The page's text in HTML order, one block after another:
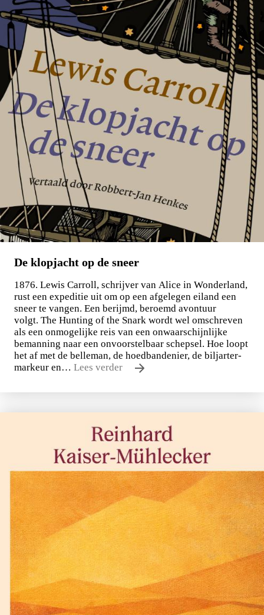
Tirade 503
€ 15,00
BESTEL
Lewis Carroll
De klopjacht op de sneer
17,50
BESTEL
De klopjacht op de sneer
1876. Lewis Carroll, schrijver van Alice in Wonderland,
rust een expeditie uit om op een afgelegen eiland een
sneer te vangen. Een berijmd, beroemd avontuur
volgt. The Hunting of the Snark wordt wel omschreven
als een onmogelijke reis van een onwaarschijnlijke
bemanning naar een onvoorstelbaar schepsel. Hoe loopt
het af met de belleman, de hoedbandenier, de biljarter-
markeur en… Lees verder